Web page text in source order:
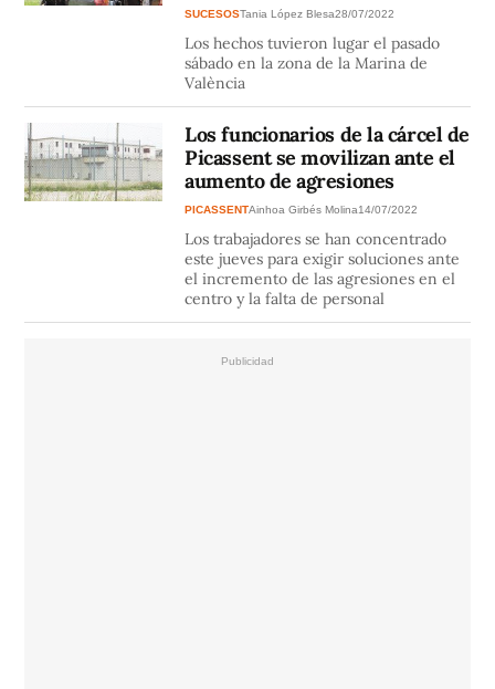
SUCESOSTania López Blesa28/07/2022
Los hechos tuvieron lugar el pasado
sábado en la zona de la Marina de
València
Los funcionarios de la cárcel de
Picassent se movilizan ante el
aumento de agresiones
PICASSENTAinhoa Girbés Molina14/07/2022
Los trabajadores se han concentrado
este jueves para exigir soluciones ante
el incremento de las agresiones en el
centro y la falta de personal